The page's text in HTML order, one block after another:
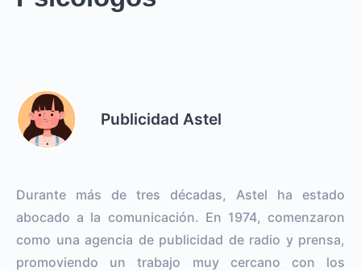
Publicidad Astel
Durante más de tres décadas, Astel ha estado
abocado a la comunicación. En 1974, comenzaron
como una agencia de publicidad de radio y prensa,
promoviendo un trabajo muy cercano con los